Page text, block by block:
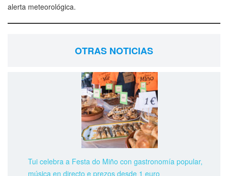
alerta meteorológica.
OTRAS NOTICIAS
Tui celebra a Festa do Miño con gastronomía popular,
música en directo e prezos desde 1 euro